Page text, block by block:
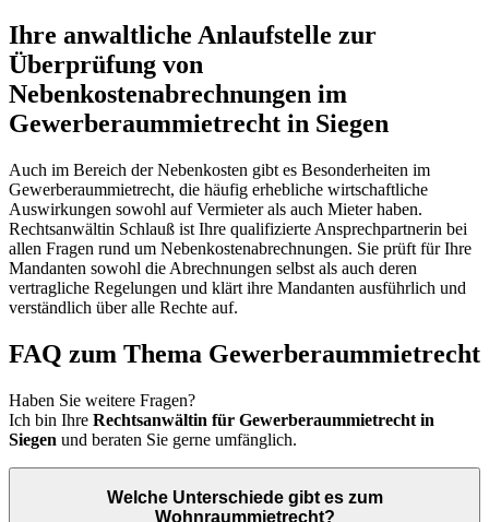
Ihre anwaltliche Anlaufstelle zur
Überprüfung von
Nebenkostenabrechnungen im
Gewerberaummietrecht in Siegen
Auch im Bereich der Nebenkosten gibt es Besonderheiten im
Gewerberaummietrecht, die häufig erhebliche wirtschaftliche
Auswirkungen sowohl auf Vermieter als auch Mieter haben.
Rechtsanwältin Schlauß ist Ihre qualifizierte Ansprechpartnerin bei
allen Fragen rund um Nebenkostenabrechnungen. Sie prüft für Ihre
Mandanten sowohl die Abrechnungen selbst als auch deren
vertragliche Regelungen und klärt ihre Mandanten ausführlich und
verständlich über alle Rechte auf.
FAQ zum Thema Gewerberaummietrecht
Haben Sie weitere Fragen?
Ich bin Ihre Rechtsanwältin für Gewerberaummietrecht in
Siegen und beraten Sie gerne umfänglich.
Welche Unterschiede gibt es zum
Wohnraummietrecht?